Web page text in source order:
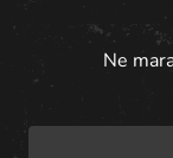
Ne